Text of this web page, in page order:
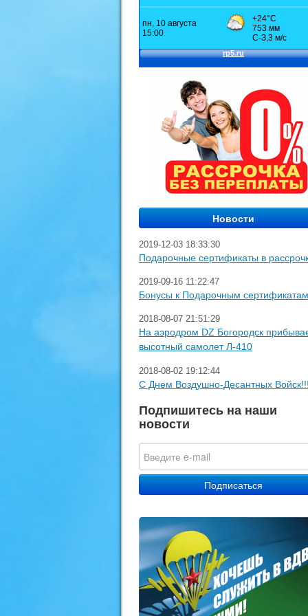
2019-12-03 18:33:30
Подарочные сертификаты в
2019-09-16 11:22:47
Бонусы к Подарочным сертификатам
2018-08-07 21:51:29
На аэродром DZ Богородск
высотный самолет Л-410
2018-08-02 19:12:44
С Днем Воздушно-Десантных
Подпишитесь на наши
новости